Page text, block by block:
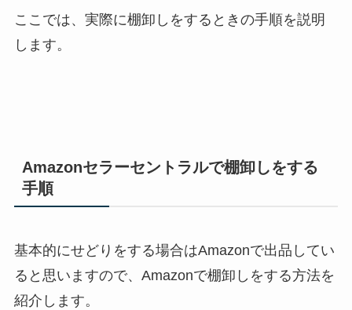
ここでは、実際に棚卸しをするときの手順を説明
します。
Amazonセラーセントラルで棚卸しをする
手順
基本的にせどりをする場合はAmazonで出品してい
ると思いますので、Amazonで棚卸しをする方法を
紹介します。